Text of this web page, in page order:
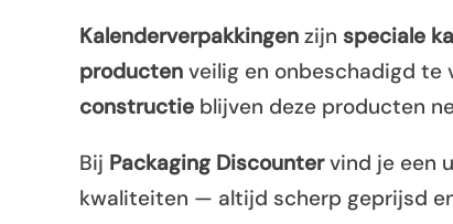
Kalenderverpakkingen zijn speciale
producten veilig en onbeschadigd te
constructie blijven deze producten
Bij Packaging Discountervind je een
kwaliteiten — altijd scherp geprijsd